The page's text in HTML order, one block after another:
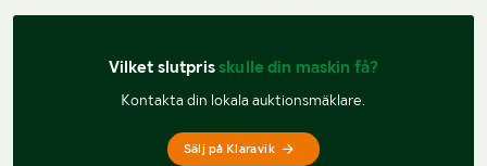
Vilket slutpris skulle din maskin få?
Kontakta din lokala auktionsmäklare.
Sälj på Klaravik